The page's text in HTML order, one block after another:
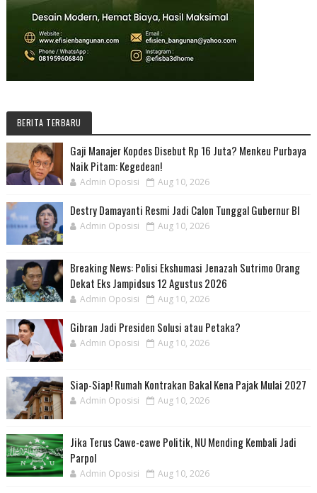
BERITA TERBARU
Gaji Manajer Kopdes Disebut Rp 16 Juta? Menkeu Purbaya
Naik Pitam: Kegedean!
Admin Oposisi Aug 10, 2026
Destry Damayanti Resmi Jadi Calon Tunggal Gubernur BI
Admin Oposisi Aug 10, 2026
Breaking News: Polisi Ekshumasi Jenazah Sutrimo Orang
Dekat Eks Jampidsus 12 Agustus 2026
Admin Oposisi Aug 10, 2026
Gibran Jadi Presiden Solusi atau Petaka?
Admin Oposisi Aug 10, 2026
Siap-Siap! Rumah Kontrakan Bakal Kena Pajak Mulai 2027
Admin Oposisi Aug 10, 2026
Jika Terus Cawe-cawe Politik, NU Mending Kembali Jadi
Parpol
Admin Oposisi Aug 10, 2026